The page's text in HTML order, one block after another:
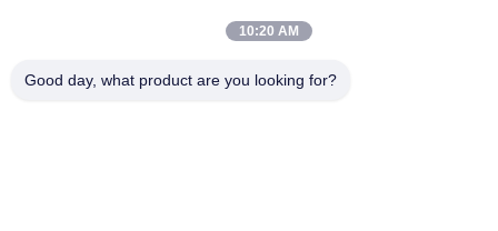
10:20 AM
Good day, what product are you looking for?